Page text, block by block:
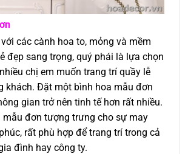
các cành hoa to, mỏng và mềm
đẹp sang trọng, quý phái là lựa chọn
chị em muốn trang trí quầy lễ
khách. Đặt một bình hoa mẫu đơn
gian trở nên tinh tế hơn rất nhiều.
mẫu đơn tượng trưng cho sự may
rất phù hợp để trang trí trong cả
đình hay công ty.